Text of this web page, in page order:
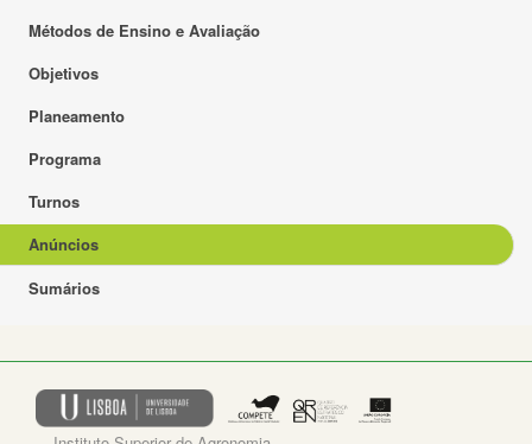
Métodos de Ensino e Avaliação
Objetivos
Planeamento
Programa
Turnos
Anúncios
Sumários